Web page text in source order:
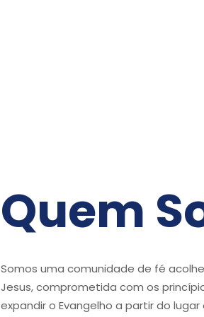
Quem
Somos uma comunidade de fé
Jesus, comprometida com os
expandir o Evangelho a partir do